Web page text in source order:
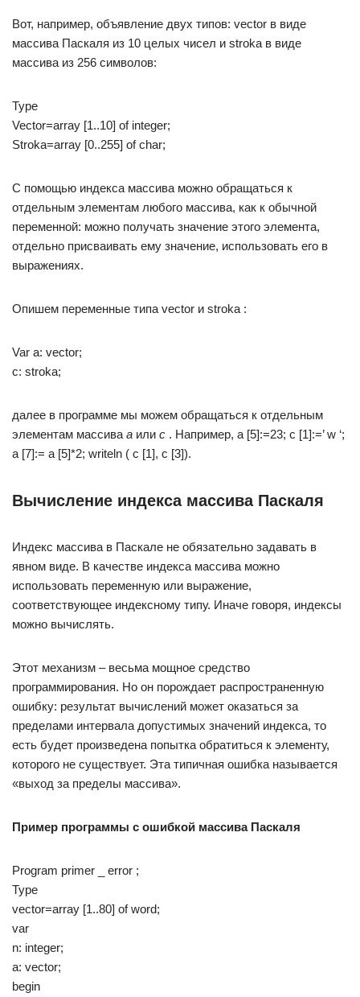
Вот, например, объявление двух типов: vector в виде
массива Паскаля из 10 целых чисел и stroka в виде
массива из 256 символов:
Type
Vector=array [1..10] of integer;
Stroka=array [0..255] of char;
С помощью индекса массива можно обращаться к
отдельным элементам любого массива, как к обычной
переменной: можно получать значение этого элемента,
отдельно присваивать ему значение, использовать его в
выражениях.
Опишем переменные типа vector и stroka :
Var a: vector;
c: stroka;
далее в программе мы можем обращаться к отдельным
элементам массива a или c . Например, a [5]:=23; c [1]:=’ w ‘;
a [7]:= a [5]*2; writeln ( c [1], c [3]).
Вычисление индекса массива Паскаля
Индекс массива в Паскале не обязательно задавать в
явном виде. В качестве индекса массива можно
использовать переменную или выражение,
соответствующее индексному типу. Иначе говоря, индексы
можно вычислять.
Этот механизм – весьма мощное средство
программирования. Но он порождает распространенную
ошибку: результат вычислений может оказаться за
пределами интервала допустимых значений индекса, то
есть будет произведена попытка обратиться к элементу,
которого не существует. Эта типичная ошибка называется
«выход за пределы массива».
Пример программы с ошибкой массива Паскаля
Program primer _ error ;
Type
vector=array [1..80] of word;
var
n: integer;
a: vector;
begin